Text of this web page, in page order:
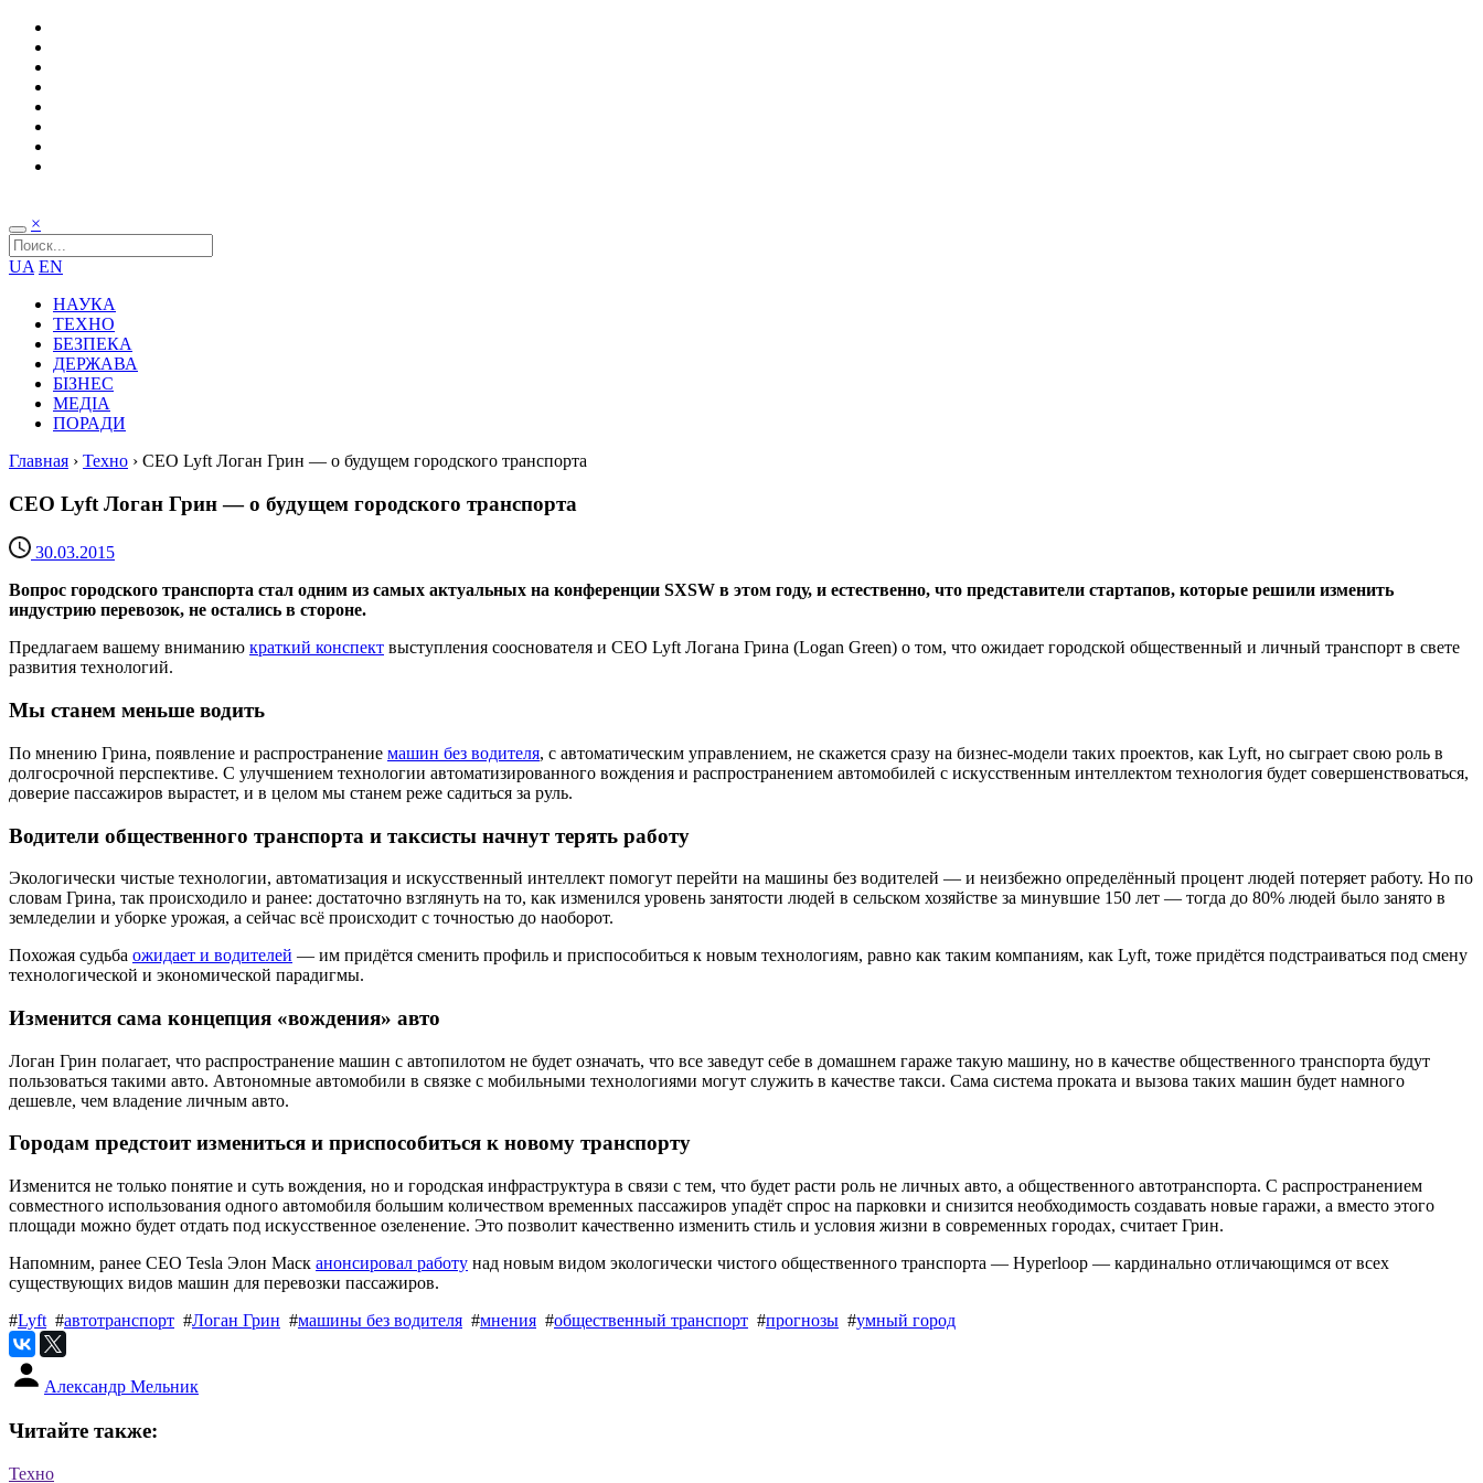
×
UA EN
НАУКА
ТЕХНО
БЕЗПЕКА
ДЕРЖАВА
БІЗНЕС
МЕДІА
ПОРАДИ
Главная › Техно › CEO Lyft Логан Грин — о будущем городского транспорта
CEO Lyft Логан Грин — о будущем городского транспорта
30.03.2015
Вопрос городского транспорта стал одним из самых актуальных на конференции SXSW в этом году, и естественно, что представители стартапов, которые решили изменить
индустрию перевозок, не остались в стороне.
Предлагаем вашему вниманию краткий конспект выступления сооснователя и СЕО Lyft Логана Грина (Logan Green) о том, что ожидает городской общественный и личный транспорт в свете
развития технологий.
Мы станем меньше водить
По мнению Грина, появление и распространение машин без водителя, с автоматическим управлением, не скажется сразу на бизнес-модели таких проектов, как Lyft, но сыграет свою роль в
долгосрочной перспективе. С улучшением технологии автоматизированного вождения и распространением автомобилей с искусственным интеллектом технология будет совершенствоваться,
доверие пассажиров вырастет, и в целом мы станем реже садиться за руль.
Водители общественного транспорта и таксисты начнут терять работу
Экологически чистые технологии, автоматизация и искусственный интеллект помогут перейти на машины без водителей — и неизбежно определённый процент людей потеряет работу. Но по
словам Грина, так происходило и ранее: достаточно взглянуть на то, как изменился уровень занятости людей в сельском хозяйстве за минувшие 150 лет — тогда до 80% людей было занято в
земледелии и уборке урожая, а сейчас всё происходит с точностью до наоборот.
Похожая судьба ожидает и водителей — им придётся сменить профиль и приспособиться к новым технологиям, равно как таким компаниям, как Lyft, тоже придётся подстраиваться под смену
технологической и экономической парадигмы.
Изменится сама концепция «вождения» авто
Логан Грин полагает, что распространение машин с автопилотом не будет означать, что все заведут себе в домашнем гараже такую машину, но в качестве общественного транспорта будут
пользоваться такими авто. Автономные автомобили в связке с мобильными технологиями могут служить в качестве такси. Сама система проката и вызова таких машин будет намного
дешевле, чем владение личным авто.
Городам предстоит измениться и приспособиться к новому транспорту
Изменится не только понятие и суть вождения, но и городская инфраструктура в связи с тем, что будет расти роль не личных авто, а общественного автотранспорта. С распространением
совместного использования одного автомобиля большим количеством временных пассажиров упадёт спрос на парковки и снизится необходимость создавать новые гаражи, а вместо этого
площади можно будет отдать под искусственное озеленение. Это позволит качественно изменить стиль и условия жизни в современных городах, считает Грин.
Напомним, ранее СЕО Tesla Элон Маск анонсировал работу над новым видом экологически чистого общественного транспорта — Hyperloop — кардинально отличающимся от всех
существующих видов машин для перевозки пассажиров.
#Lyft #автотранспорт #Логан Грин #машины без водителя #мнения #общественный транспорт #прогнозы #умный город
Александр Мельник
Читайте также:
Техно